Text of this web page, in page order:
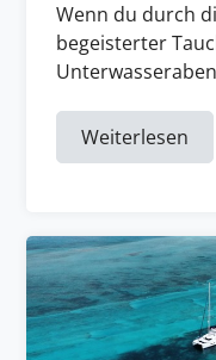
Wenn du durch
begeisterter
Weiterlesen